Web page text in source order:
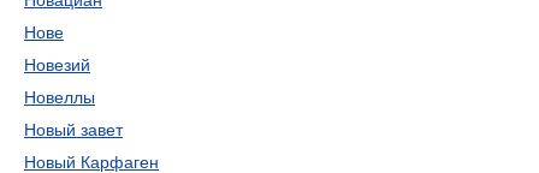
Нове
Новезий
Новеллы
Новый завет
Новый Карфаген